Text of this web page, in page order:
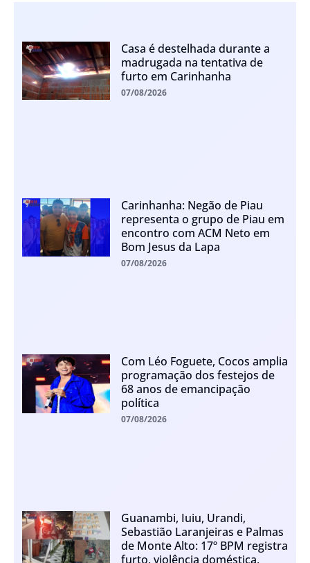
Casa é destelhada durante a
madrugada na tentativa de
furto em Carinhanha
07/08/2026
Carinhanha: Negão de Piau
representa o grupo de Piau em
encontro com ACM Neto em
Bom Jesus da Lapa
07/08/2026
Com Léo Foguete, Cocos amplia
programação dos festejos de
68 anos de emancipação
política
07/08/2026
Guanambi, Iuiu, Urandi,
Sebastião Laranjeiras e Palmas
de Monte Alto: 17º BPM registra
furto, violência doméstica,